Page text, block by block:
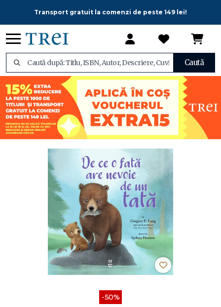
Transport gratuit la comenzi de peste 149 lei!
Caută
-50%